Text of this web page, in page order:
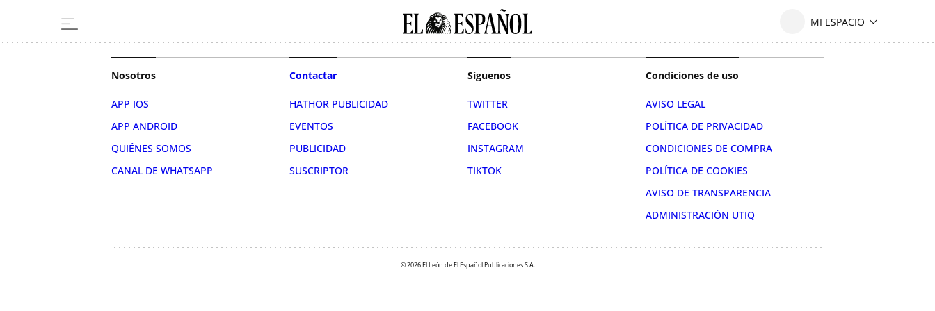
Nosotros
APP IOS
APP ANDROID
QUIÉNES SOMOS
CANAL DE WHATSAPP
Contactar
HATHOR PUBLICIDAD
EVENTOS
PUBLICIDAD
SUSCRIPTOR
Síguenos
TWITTER
FACEBOOK
INSTAGRAM
TIKTOK
Condiciones de uso
AVISO LEGAL
POLÍTICA DE PRIVACIDAD
CONDICIONES DE COMPRA
POLÍTICA DE COOKIES
AVISO DE TRANSPARENCIA
ADMINISTRACIÓN UTIQ
© 2026 El León de El Español Publicaciones S.A.